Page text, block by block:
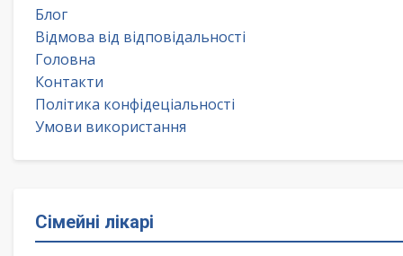
Блог
Відмова від відповідальності
Головна
Контакти
Політика конфідеціальності
Умови використання
Сімейні лікарі